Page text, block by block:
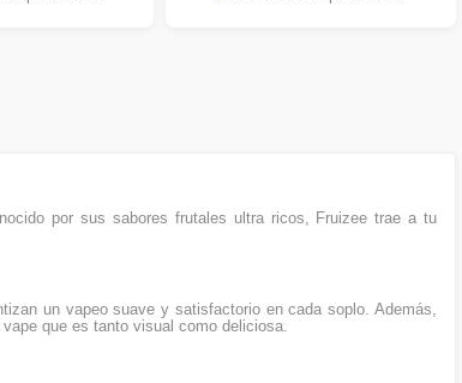
por sus sabores frutales ultra ricos, Fruizee trae a tu
un vapeo suave y satisfactorio en cada soplo. Además,
que es tanto visual como deliciosa.